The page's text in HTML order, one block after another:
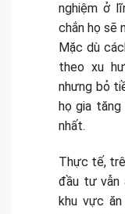
nghiệm ở
chắn họ sẽ
Mặc dù
theo xu
nhưng bỏ
họ gia
nhất.
Thực tế,
đầu tư vẫn
khu vực